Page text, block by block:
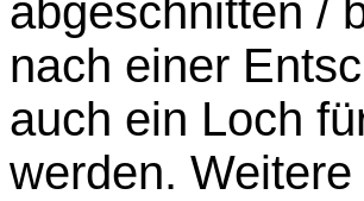
abgeschnitten /
nach einer
auch ein Loch
werden.